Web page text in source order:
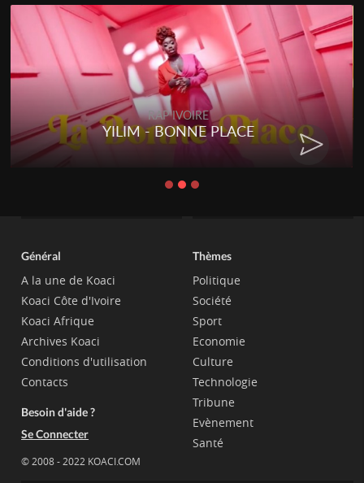
RAP IVOIRE
RENARD BARAKISSA - DOS DE
CHAT
Général
A la une de Koaci
Koaci Côte d'Ivoire
Koaci Afrique
Archives Koaci
Conditions d'utilisation
Contacts
Besoin d'aide ?
Se Connecter
© 2008 - 2022 KOACI.COM
Thèmes
Politique
Société
Sport
Economie
Culture
Technologie
Tribune
Evènement
Santé